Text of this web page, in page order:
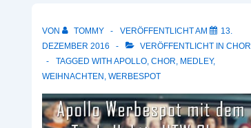
VON TOMMY VERÖFFENTLICHT AM
13.
DEZEMBER 2016
VERÖFFENTLICHT IN CHOR
TAGGED WITH APOLLO, CHOR, MEDLEY,
WEIHNACHTEN , WERBESPOT